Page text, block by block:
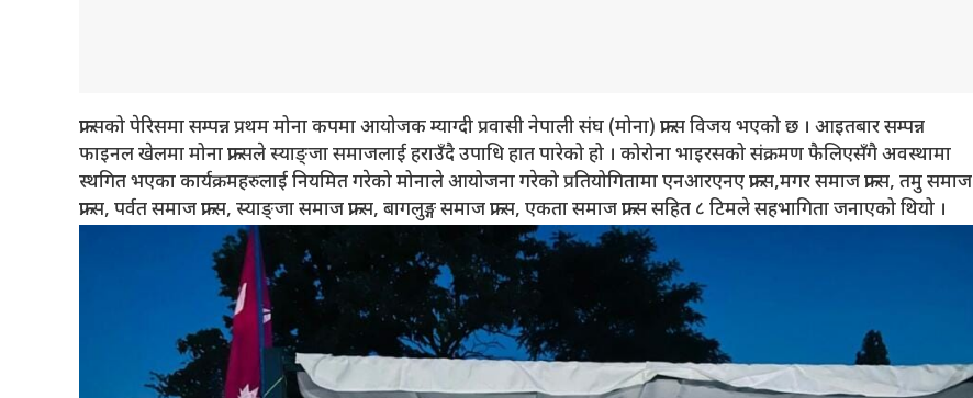
फ्रान्सको पेरिसमा सम्पन्न प्रथम मोना कपमा आयोजक म्याग्दी प्रवासी नेपाली संघ (मोना) फ्रान्स विजय भएको छ । आइतबार सम्पन्न
फाइनल खेलमा मोना फ्रान्सले स्याङ्जा समाजलाई हराउँदै उपाधि हात पारेको हो । कोरोना भाइरसको संक्रमण फैलिएसँगै अवस्थामा
स्थगित भएका कार्यक्रमहरुलाई नियमित गरेको मोनाले आयोजना गरेको प्रतियोगितामा एनआरएनए फ्रान्स,मगर समाज फ्रान्स, तमु समाज
फ्रान्स, पर्वत समाज फ्रान्स, स्याङ्जा समाज फ्रान्स, बागलुङ्ग समाज फ्रान्स, एकता समाज फ्रान्स सहित ८ टिमले सहभागिता जनाएको थियो ।